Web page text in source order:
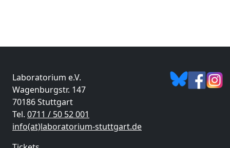
Laboratorium e.V.
Wagenburgstr. 147
70186 Stuttgart
Tel. 0711 / 50 52 001
info(at)laboratorium-stuttgart.de